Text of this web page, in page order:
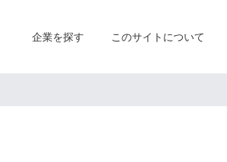
企業を探す このサイトについて